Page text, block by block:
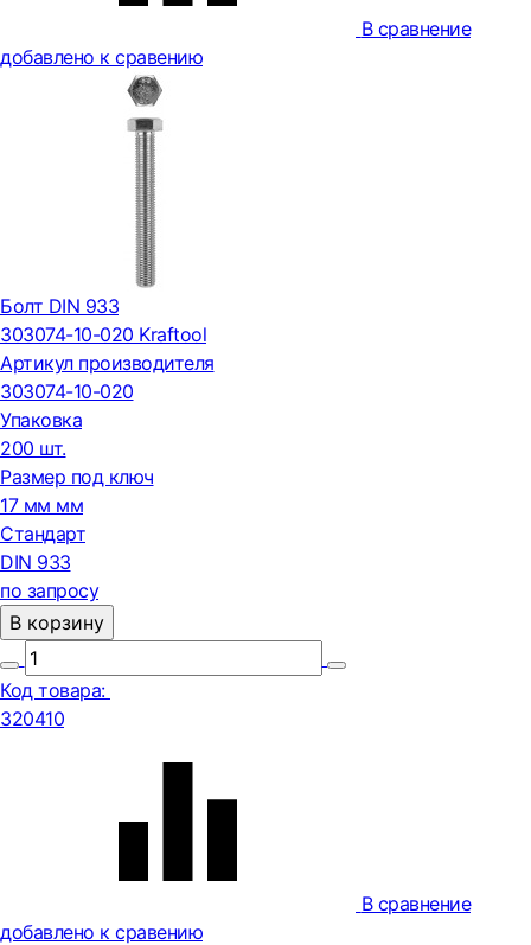
В сравнение
добавлено к сравению
Болт DIN 933
303074-10-020 Kraftool
Артикул производителя
303074-10-020
Упаковка
200 шт.
Размер под ключ
17 мм мм
Стандарт
DIN 933
по запросу
В корзину
Код товара:
320410
В сравнение
добавлено к сравению